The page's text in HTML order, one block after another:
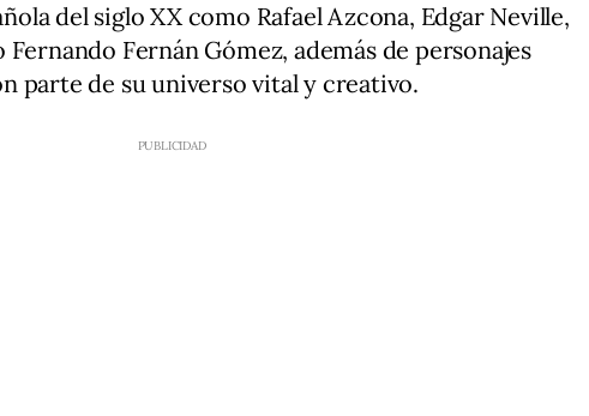
del siglo XX como Rafael Azcona, Edgar Neville,
Fernán Gómez, además de personajes
parte de su universo vital y creativo.